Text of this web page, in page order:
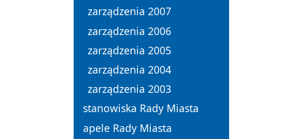
zarządzenia 2007
zarządzenia 2006
zarządzenia 2005
zarządzenia 2004
zarządzenia 2003
stanowiska Rady Miasta
apele Rady Miasta